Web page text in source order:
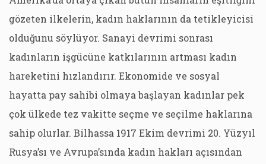
gözeten ilkelerin, kadın haklarının da tetikleyicisi
olduğunu söylüyor. Sanayi devrimi sonrası
kadınların işgücüne katkılarının artması kadın
hareketini hızlandırır. Ekonomide ve sosyal
hayatta pay sahibi olmaya başlayan kadınlar pek
çok ülkede tez vakitte seçme ve seçilme haklarına
sahip olurlar. Bilhassa 1917 Ekim devrimi 20. Yüzyıl
Rusya’sı ve Avrupa’sında kadın hakları açısından